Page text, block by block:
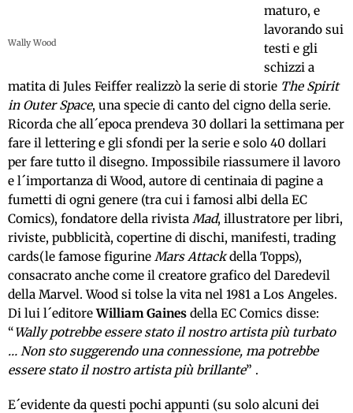
Wally Wood
maturo, e
lavorando sui
testi e gli
schizzi a
matita di Jules Feiffer realizzò la serie di storie The Spirit
in Outer Space, una specie di canto del cigno della serie.
Ricorda che all´epoca prendeva 30 dollari la settimana per
fare il lettering e gli sfondi per la serie e solo 40 dollari
per fare tutto il disegno. Impossibile riassumere il lavoro
e l´importanza di Wood, autore di centinaia di pagine a
fumetti di ogni genere (tra cui i famosi albi della EC
Comics), fondatore della rivista Mad, illustratore per libri,
riviste, pubblicità, copertine di dischi, manifesti, trading
cards(le famose figurine Mars Attackdella Topps),
consacrato anche come il creatore grafico del Daredevil
della Marvel. Wood si tolse la vita nel 1981 a Los Angeles.
Di lui l´editoreWilliam Gaines della EC Comics disse:
“Wally potrebbe essere stato il nostro artista più turbato
… Non sto suggerendo una connessione, ma potrebbe
essere stato il nostro artista più brillante” .
E´evidente da questi pochi appunti (su solo alcuni dei